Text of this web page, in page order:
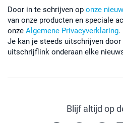
Door in te schrijven op onze
van onze producten en speciale
onze Algemene Privacyverklaring.
Je kan je steeds uitschrijven
uitschrijflink onderaan elke
Blijf altijd op